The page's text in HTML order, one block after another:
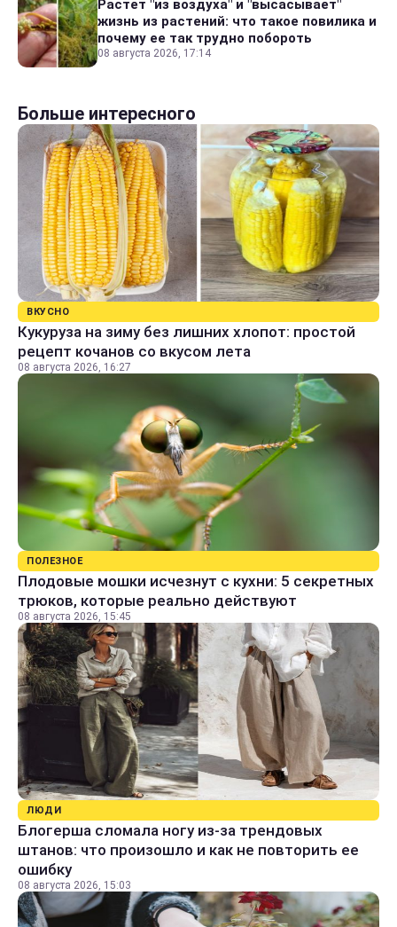
Растет "из воздуха" и "высасывает"
жизнь из растений: что такое повилика и
почему ее так трудно побороть
08 августа 2026, 17:14
Больше интересного
ВКУСНО
Кукуруза на зиму без лишних хлопот: простой
рецепт кочанов со вкусом лета
08 августа 2026, 16:27
ПОЛЕЗНОЕ
Плодовые мошки исчезнут с кухни: 5 секретных
трюков, которые реально действуют
08 августа 2026, 15:45
ЛЮДИ
Блогерша сломала ногу из-за трендовых
штанов: что произошло и как не повторить ее
ошибку
08 августа 2026, 15:03